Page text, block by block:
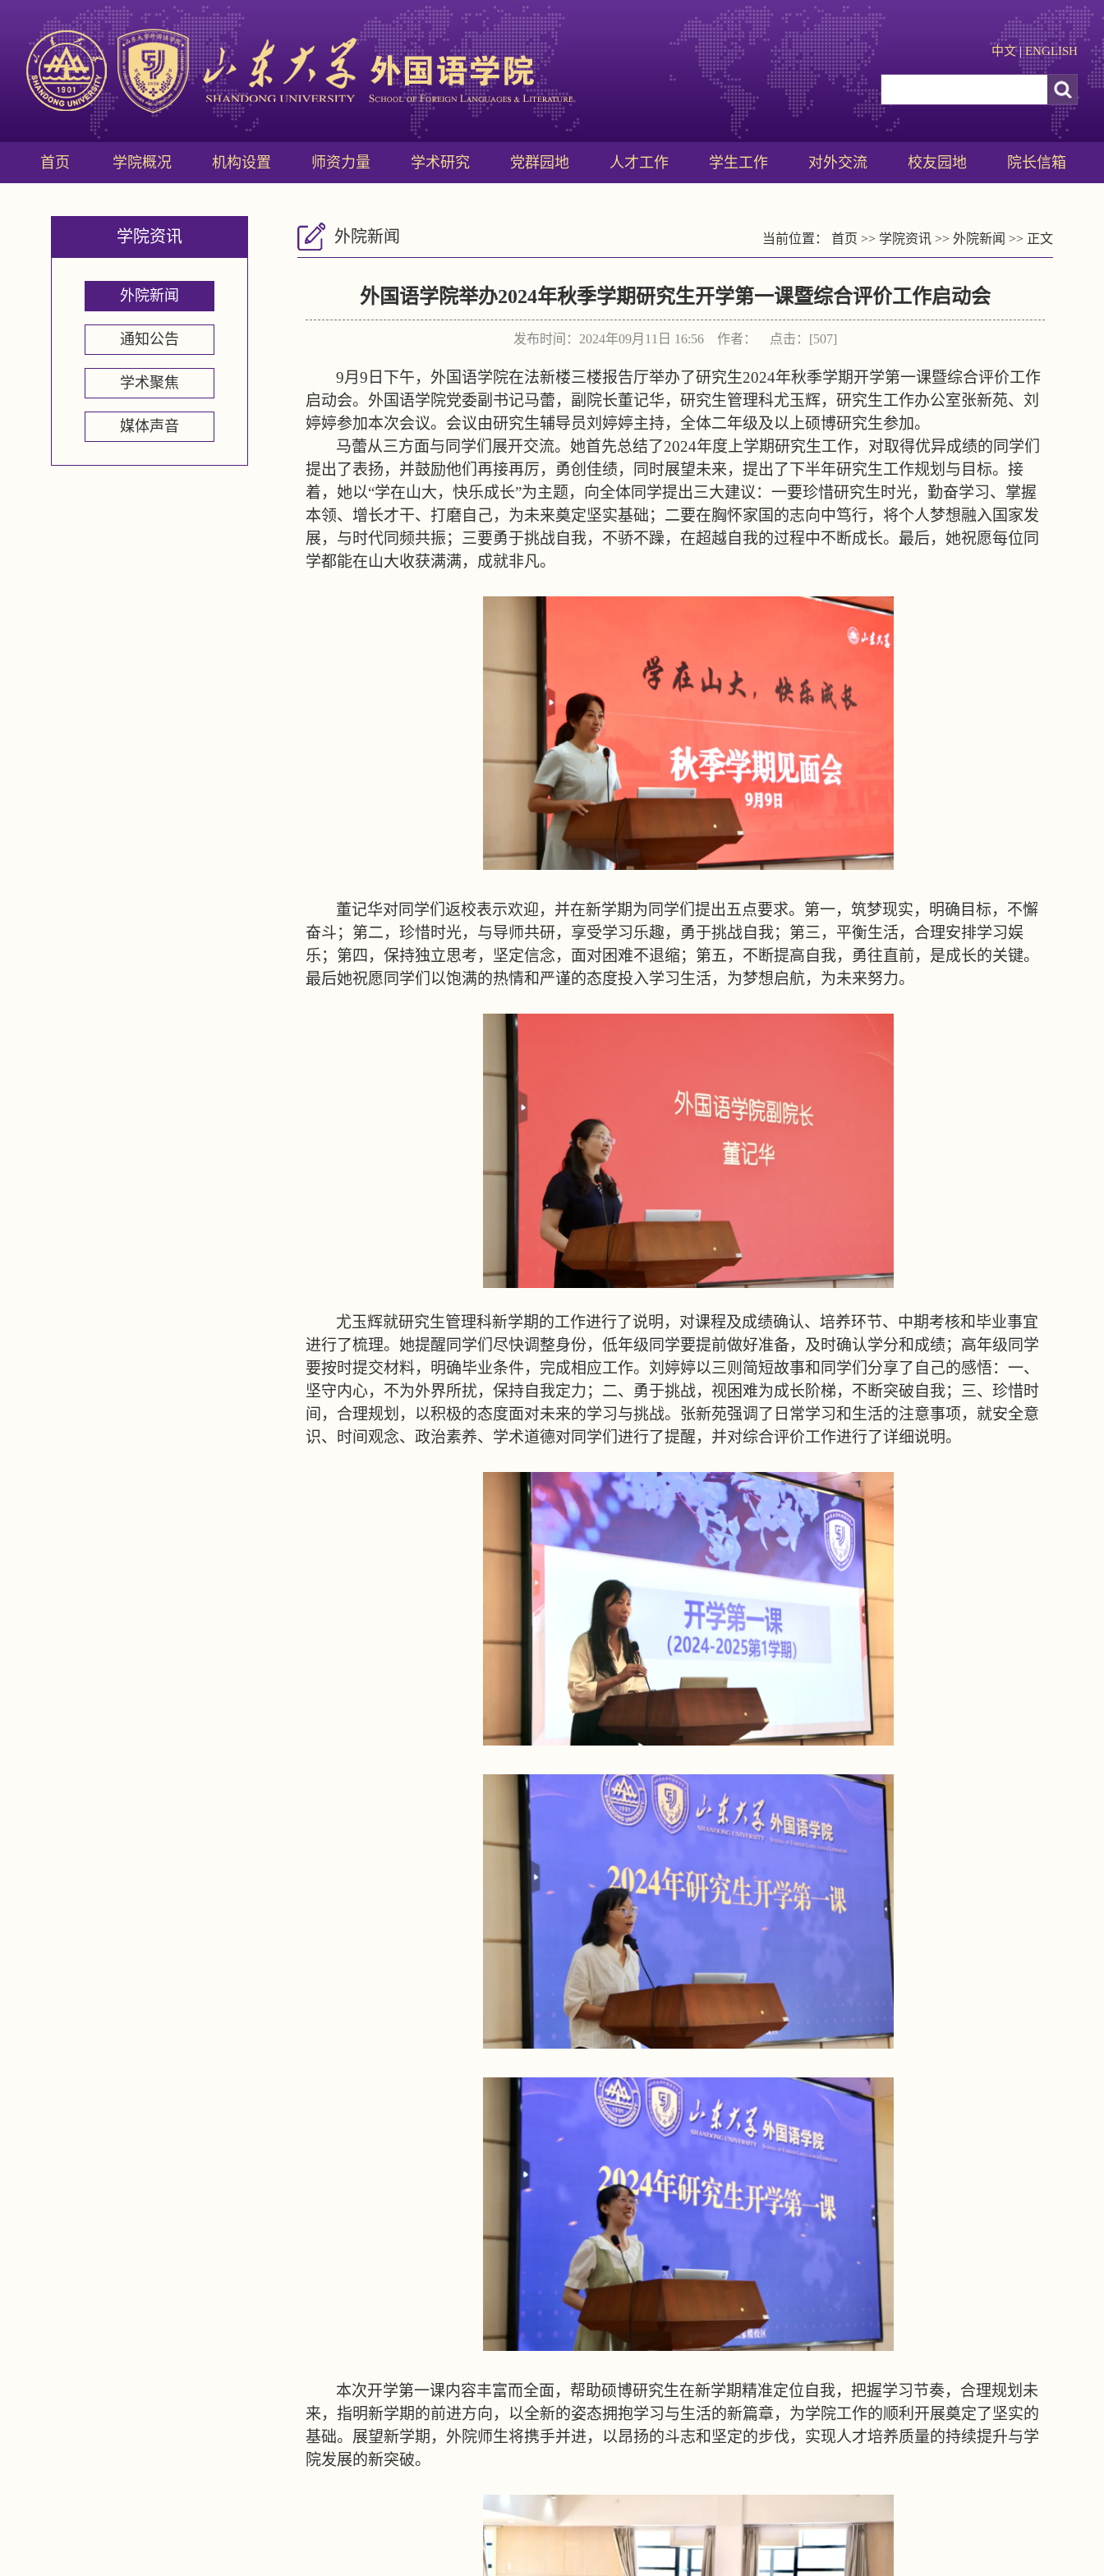
中文|ENGLISH
首页 学院概况 机构设置 师资力量 学术研究 党群园地 人才工作 学生工作 对外交流 校友园地 院长信箱
学院资讯
外院新闻
通知公告
学术聚焦
媒体声音
外院新闻 当前位置： 首页 >> 学院资讯 >> 外院新闻 >> 正文
外国语学院举办2024年秋季学期研究生开学第一课暨综合评价工作启动会
发布时间：2024年09月11日 16:56 作者： 点击：[507]
9月 9 日下午，外国语学院在法新楼三楼报告厅举办了研究生2024年秋季学期开学第一课暨综合评价工作
启动会。外国语学院党委副书记马蕾，副院长董记华，研究生管理科尤玉辉，研究生工作办公室张新苑、刘
婷婷参加本次会议。会议由研究生辅导员刘婷婷主持，全体二年级及以上硕博研究生参加。
马蕾从三方面与同学们展开交流。她首先总结了2024年度上学期研究生工作，对取得优异成绩的同学们
提出了表扬，并鼓励他们再接再厉，勇创佳绩，同时展望未来，提出了下半年研究生工作规划与目标。接
着，她以“学在山大，快乐成长”为主题，向全体同学提出三大建议：一要珍惜研究生时光，勤奋学习、掌握
本领、增长才干、打磨自己，为未来奠定坚实基础；二要在胸怀家国的志向中笃行，将个人梦想融入国家发
展，与时代同频共振；三要勇于挑战自我，不骄不躁，在超越自我的过程中不断成长。最后，她祝愿每位同
学都能在山大收获满满，成就非凡。
董记华对同学们返校表示欢迎，并在新学期为同学们提出五点要求。第一，筑梦现实，明确目标，不懈
奋斗；第二，珍惜时光，与导师共研，享受学习乐趣，勇于挑战自我；第三，平衡生活，合理安排学习娱
乐；第四，保持独立思考，坚定信念，面对困难不退缩；第五，不断提高自我，勇往直前，是成长的关键。
最后她祝愿同学们以饱满的热情和严谨的态度投入学习生活，为梦想启航，为未来努力。
尤玉辉就研究生管理科新学期的工作进行了说明，对课程及成绩确认、培养环节、中期考核和毕业事宜
进行了梳理。她提醒同学们尽快调整身份，低年级同学要提前做好准备，及时确认学分和成绩；高年级同学
要按时提交材料，明确毕业条件，完成相应工作。刘婷婷以三则简短故事和同学们分享了自己的感悟：一、
坚守内心，不为外界所扰，保持自我定力；二、勇于挑战，视困难为成长阶梯，不断突破自我；三、珍惜时
间，合理规划，以积极的态度面对未来的学习与挑战。张新苑强调了日常学习和生活的注意事项，就安全意
识、时间观念、政治素养、学术道德对同学们进行了提醒，并对综合评价工作进行了详细说明。
本次开学第一课内容丰富而全面，帮助硕博研究生在新学期精准定位自我，把握学习节奏，合理规划未
来，指明新学期的前进方向，以全新的姿态拥抱学习与生活的新篇章，为学院工作的顺利开展奠定了坚实的
基础。展望新学期，外院师生将携手并进，以昂扬的斗志和坚定的步伐，实现人才培养质量的持续提升与学
院发展的新突破。